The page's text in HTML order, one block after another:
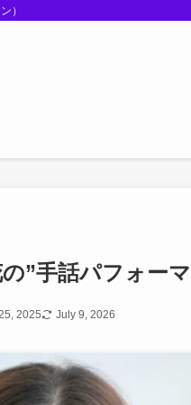
）
”手話パフォー
2025 July 9, 2026